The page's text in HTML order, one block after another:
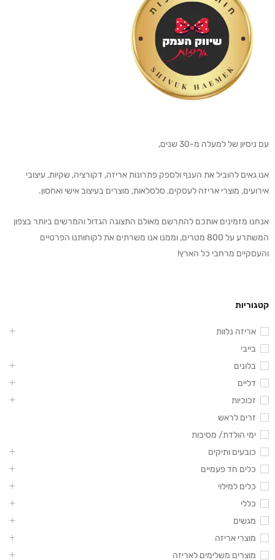
עם ניסיון של למעלה מ-30 שנים,
אנו גאים להוביל את הענף ולספק פתרונות אריזה, דקורציה, שקיות, עיצובי
אירועים, מוצרי אריזה לעסקים, סלסלאות, מוצרים בעיצוב אישי ואחסון.
אנחנו מזמינים אותכם להתרשם מאולם התצוגה הגדול והמרשים ביותר בצפון
המשתרע על 800 מטרים, וממנו אנו משרתים את לקוחותנו הפרטיים
והעסקיים מרחבי כל הארץ!
קטגוריות
אריזה נלוות
בייבי
בלונים
דליים
זכוכיות
זרים לראש
ימי הולדת/ מסיבות
כובעים ותיקים
כלים חד פעמיים
כלים למילוי
כללי
מגשים
מוצרי אריזה
מוצרים משלימים לאריזה